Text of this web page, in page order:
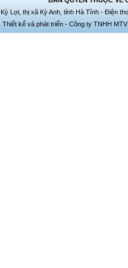
Lợi, thị xã Kỳ Anh, tỉnh Hà Tĩnh - Điện
Thiết kế và phát triển - Công ty TNHH